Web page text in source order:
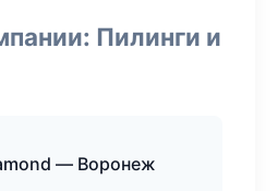
Пилинги и
— Воронеж